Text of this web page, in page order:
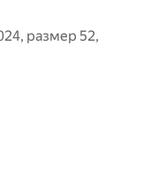
размер 52,